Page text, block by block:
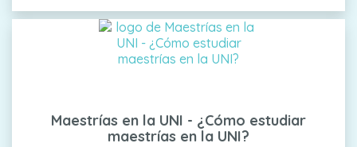
Maestrías en la UNI - ¿Cómo estudiar
maestrías en la UNI?